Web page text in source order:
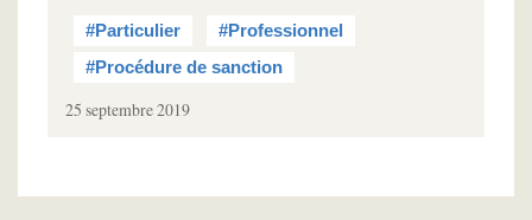
#Particulier
#Professionnel
#Procédure de sanction
25 septembre 2019